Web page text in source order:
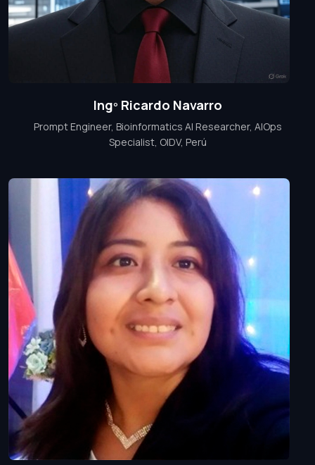
Ingº Ricardo Navarro
Prompt Engineer, Bioinformatics AI Researcher, AIOps
Specialist, OIDV, Perú